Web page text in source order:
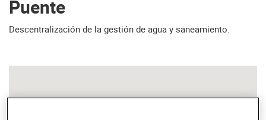
Puente
Descentralización de la gestión de agua y saneamiento.